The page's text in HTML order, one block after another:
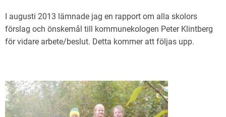
I augusti 2013 lämnade jag en rapport om alla skolors
förslag och önskemål till kommunekologen Peter Klintberg
för vidare arbete/beslut. Detta kommer att följas upp.